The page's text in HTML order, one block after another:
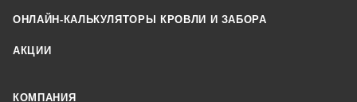
ОНЛАЙН-КАЛЬКУЛЯТОРЫ КРОВЛИ И ЗАБОРА
АКЦИИ
КОМПАНИЯ